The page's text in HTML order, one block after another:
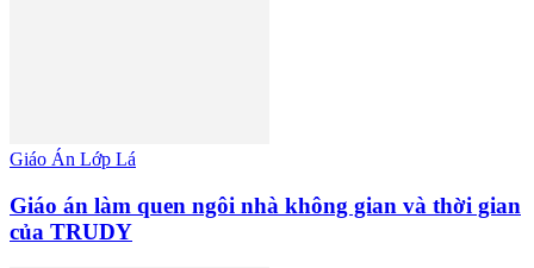
Giáo Án Lớp Lá
Giáo án làm quen ngôi nhà không gian và thời gian
của TRUDY